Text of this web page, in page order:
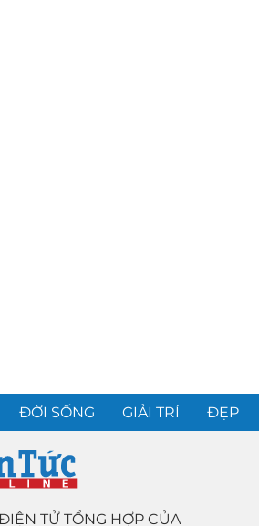
ĐỜI SỐNG GIẢI TRÍ ĐẸP
TỬ TỔNG HỢP CỦA